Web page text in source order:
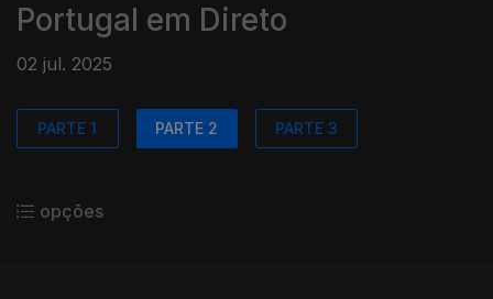
Portugal em Direto
02 jul. 2025
PARTE 1 PARTE 2 PARTE 3
opções